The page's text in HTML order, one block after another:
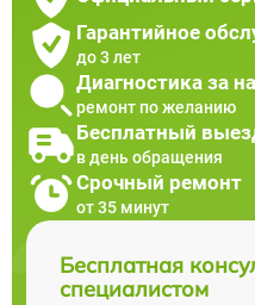
Гарантийное
до 3 лет
Диагностика за
ремонт по желанию
Бесплатный
в день обращения
Срочный ремонт
от 35 минут
Бесплатная
специалистом